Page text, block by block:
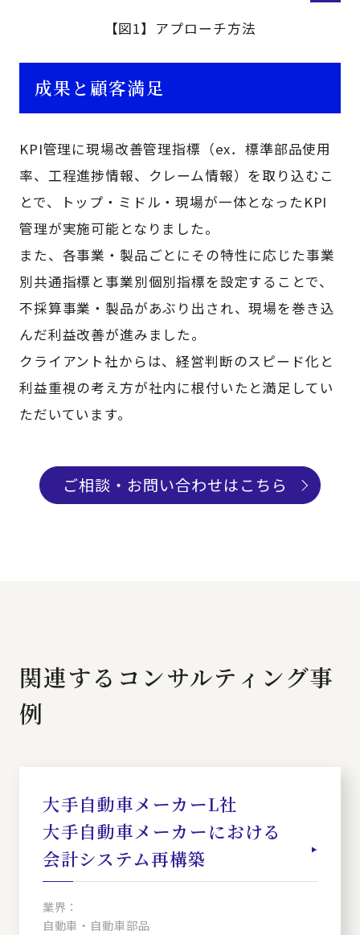
【図1】アプローチ方法
成果と顧客満足
KPI管理に現場改善管理指標（ex．標準部品使用
率、工程進捗情報、クレーム情報）を取り込むこ
とで、トップ・ミドル・現場が一体となったKPI
管理が実施可能となりました。
また、各事業・製品ごとにその特性に応じた事業
別共通指標と事業別個別指標を設定することで、
不採算事業・製品があぶり出され、現場を巻き込
んだ利益改善が進みました。
クライアント社からは、経営判断のスピード化と
利益重視の考え方が社内に根付いたと満足してい
ただいています。
ご相談・お問い合わせはこちら
関連するコンサルティング事
例
大手自動車メーカーL社
大手自動車メーカーにおける
会計システム再構築
業界：
自動車・自動車部品